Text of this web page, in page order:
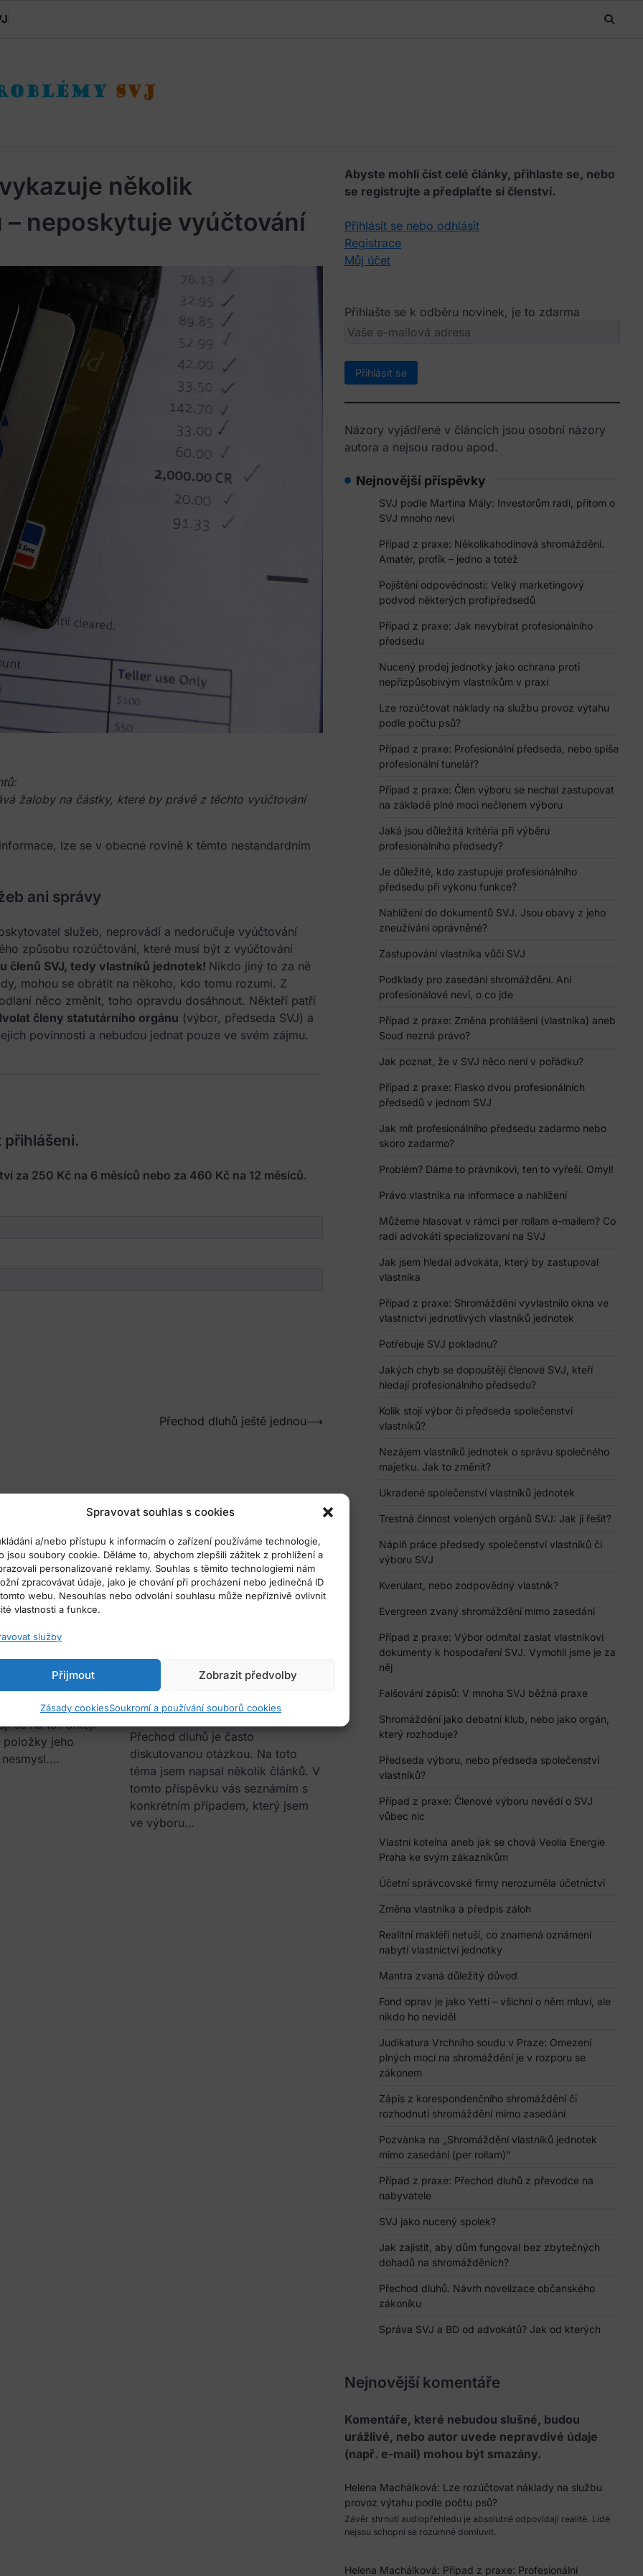
Spravovat souhlas s cookies
a/nebo přístupu k informacím o zařízení používáme technologie,
jsou soubory cookie. Děláme to, abychom zlepšili zážitek z prohlížení a
personalizované reklamy. Souhlas s těmito technologiemi nám
zpracovávat údaje, jako je chování při procházení nebo jedinečná ID
webu. Nesouhlas nebo odvolání souhlasu může nepříznivě ovlivnit
vlastnosti a funkce.
služby
Přijmout Zobrazit předvolby
Zásady cookiesSoukromí a používání souborů cookies
několik
neposkytuje vyúčtování
žaloby na částky, které by právě z těchto vyúčtování
lze se v obecné rovině k těmto nestandardním
ani správy
služeb, neprovádí a nedoručuje vyúčtování
způsobu rozúčtování, které musí být z vyúčtování
členů SVJ, tedy vlastníků jednotek! Nikdo jiný to za ně
mohou se obrátit na někoho, kdo tomu rozumí. Z
něco změnit, toho opravdu dosáhnout. Někteří patří
členy statutárního orgánu (výbor, předseda SVJ) a
povinnosti a nebudou jednat pouze ve svém zájmu.
za 250 Kč na 6 měsíců nebo za 460 Kč na 12 měsíců.
Přechod dluhů ještě jednou⟶
či
setkávám s tím,
dělat statutární
se na to. Chtějí
položky jeho
Případ z praxe: Přechod dluhů z
převodce na nabyvatele
Přechod dluhů je často
diskutovanou otázkou. Na toto
téma jsem napsal několik článků. V
tomto příspěvku vás seznámím s
konkrétním případem, který jsem
ve výboru…
Abyste mohli číst celé články, přihlaste se, nebo
se registrujte a předplaťte si členství.
Přihlásit se nebo odhlásit
Registrace
Můj účet
Přihlašte se k odběru novinek, je to zdarma
Názory vyjádřené v článcích jsou osobní názory
autora a nejsou radou apod.
Nejnovější příspěvky
SVJ podle Martina Mály: Investorům radí, přitom o
SVJ mnoho neví
Případ z praxe: Několikahodinová shromáždění.
Amatér, profík – jedno a totéž
Pojištění odpovědnosti: Velký marketingový
podvod některých profipředsedů
Případ z praxe: Jak nevybírat profesionálního
předsedu
Nucený prodej jednotky jako ochrana proti
nepřizpůsobivým vlastníkům v praxi
Lze rozúčtovat náklady na službu provoz výtahu
podle počtu psů?
Případ z praxe: Profesionální předseda, nebo spíše
profesionální tunelář?
Případ z praxe: Člen výboru se nechal zastupovat
na základě plné moci nečlenem výboru
Jaká jsou důležitá kritéria při výběru
profesionálního předsedy?
Je důležité, kdo zastupuje profesionálního
předsedu při výkonu funkce?
Nahlížení do dokumentů SVJ. Jsou obavy z jeho
zneužívání oprávněné?
Zastupování vlastníka vůči SVJ
Podklady pro zasedání shromáždění. Ani
profesionálové neví, o co jde
Případ z praxe: Změna prohlášení (vlastníka) aneb
Soud nezná právo?
Jak poznat, že v SVJ něco není v pořádku?
Případ z praxe: Fiasko dvou profesionálních
předsedů v jednom SVJ
Jak mít profesionálního předsedu zadarmo nebo
skoro zadarmo?
Problém? Dáme to právníkovi, ten to vyřeší. Omyl!
Právo vlastníka na informace a nahlížení
Můžeme hlasovat v rámci per rollam e-mailem? Co
radí advokáti specializovaní na SVJ
Jak jsem hledal advokáta, který by zastupoval
vlastníka
Případ z praxe: Shromáždění vyvlastnilo okna ve
vlastnictví jednotlivých vlastníků jednotek
Potřebuje SVJ pokladnu?
Jakých chyb se dopouštějí členové SVJ, kteří
hledají profesionálního předsedu?
Kolik stojí výbor či předseda společenství
vlastníků?
Nezájem vlastníků jednotek o správu společného
majetku. Jak to změnit?
Ukradené společenství vlastníků jednotek
Trestná činnost volených orgánů SVJ: Jak ji řešit?
Náplň práce předsedy společenství vlastníků či
výboru SVJ
Kverulant, nebo zodpovědný vlastník?
Evergreen zvaný shromáždění mimo zasedání
Případ z praxe: Výbor odmítal zaslat vlastníkovi
dokumenty k hospodaření SVJ. Vymohli jsme je za
něj
Falšování zápisů: V mnoha SVJ běžná praxe
Shromáždění jako debatní klub, nebo jako orgán,
který rozhoduje?
Předseda výboru, nebo předseda společenství
vlastníků?
Případ z praxe: Členové výboru nevědí o SVJ
vůbec nic
Vlastní kotelna aneb jak se chová Veolia Energie
Praha ke svým zákazníkům
Účetní správcovské firmy nerozuměla účetnictví
Změna vlastníka a předpis záloh
Realitní makléři netuší, co znamená oznámení
nabytí vlastnictví jednotky
Mantra zvaná důležitý důvod
Fond oprav je jako Yetti – všichni o něm mluví, ale
nikdo ho neviděl
Judikatura Vrchního soudu v Praze: Omezení
plných mocí na shromáždění je v rozporu se
zákonem
Zápis z korespondenčního shromáždění či
rozhodnutí shromáždění mimo zasedání
Pozvánka na „Shromáždění vlastníků jednotek
mimo zasedání (per rollam)“
Případ z praxe: Přechod dluhů z převodce na
nabyvatele
SVJ jako nucený spolek?
Jak zajistit, aby dům fungoval bez zbytečných
dohadů na shromážděních?
Přechod dluhů. Návrh novelizace občanského
zákoníku
Správa SVJ a BD od advokátů? Jak od kterých
Nejnovější komentáře
Komentáře, které nebudou slušné, budou
urážlivé, nebo autor uvede nepravdivé údaje
(např. e-mail) mohou být smazány.
Helena Machálková: Lze rozúčtovat náklady na službu
provoz výtahu podle počtu psů?
Závěr shrnutí audiopřehledu je absolutně odpovídají realitě. Lidé
nejsou schopni se rozumně domluvit.
Helena Machálková: Případ z praxe: Profesionální